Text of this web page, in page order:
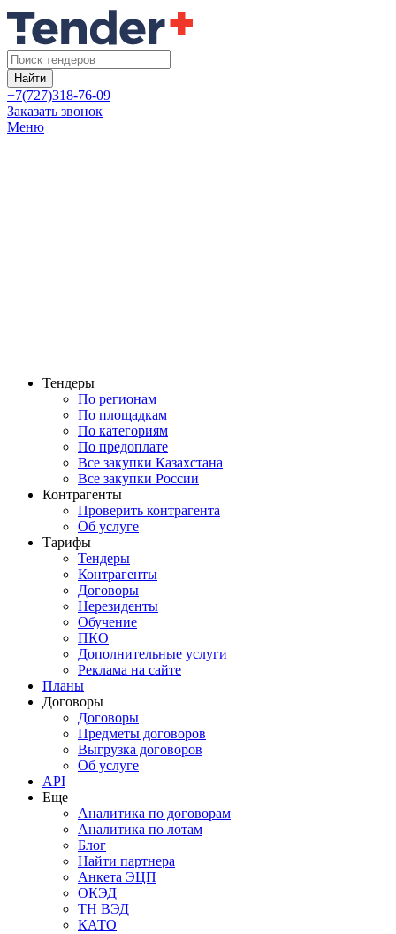
Найти
+7(727)318-76-09
Заказать звонок
Меню
Тендеры
По регионам
По площадкам
По категориям
По предоплате
Все закупки Казахстана
Все закупки России
Контрагенты
Проверить контрагента
Об услуге
Тарифы
Тендеры
Контрагенты
Договоры
Нерезиденты
Обучение
ПКО
Дополнительные услуги
Реклама на сайте
Планы
Договоры
Договоры
Предметы договоров
Выгрузка договоров
Об услуге
API
Еще
Аналитика по договорам
Аналитика по лотам
Блог
Найти партнера
Анкета ЭЦП
ОКЭД
ТН ВЭД
КАТО